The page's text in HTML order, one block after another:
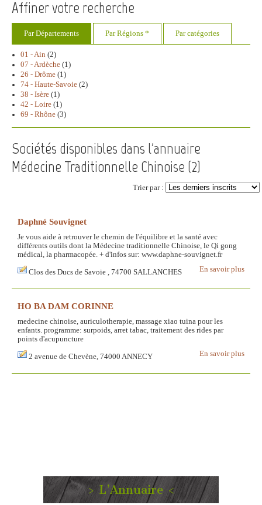
Affiner votre recherche
Par Départements Par Régions * Par catégories
01 - Ain (2)
07 - Ardèche (1)
26 - Drôme (1)
74 - Haute-Savoie (2)
38 - Isère (1)
42 - Loire (1)
69 - Rhône (3)
Sociétés disponibles dans l'annuaire
Médecine Traditionnelle Chinoise (2)
Trier par :
Daphné Souvignet
Je vous aide à retrouver le chemin de l'équilibre et la santé avec
différents outils dont la Médecine traditionnelle Chinoise, le Qi gong
médical, la pharmacopée. + d'infos sur: www.daphne-souvignet.fr
En savoir plus
Clos des Ducs de Savoie , 74700 SALLANCHES
HO BA DAM CORINNE
medecine chinoise, auriculotherapie, massage xiao tuina pour les
enfants. programme: surpoids, arret tabac, traitement des rides par
points d'acupuncture
En savoir plus
2 avenue de Chevène, 74000 ANNECY
> L’Annuaire <